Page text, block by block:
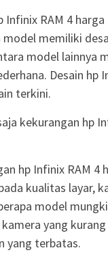
Infinix RAM 4
model memiliki
model lainnya
Desain hp
terkini.
kekurangan hp
hp Infinix RAM 4
kualitas layar,
model
yang
yang terbatas.